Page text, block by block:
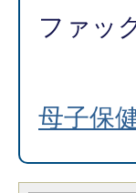
ファッ
母子保